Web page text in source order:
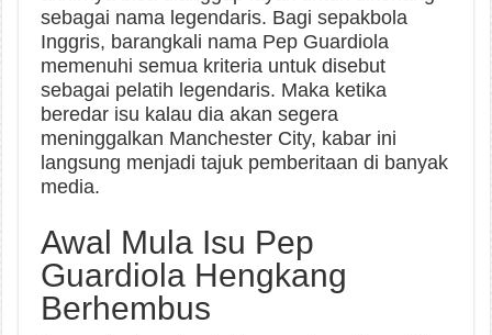
sebagai nama legendaris. Bagi sepakbola
Inggris, barangkali nama Pep Guardiola
memenuhi semua kriteria untuk disebut
sebagai pelatih legendaris. Maka ketika
beredar isu kalau dia akan segera
meninggalkan Manchester City, kabar ini
langsung menjadi tajuk pemberitaan di banyak
media.
Awal Mula Isu Pep
Guardiola Hengkang
Berhembus